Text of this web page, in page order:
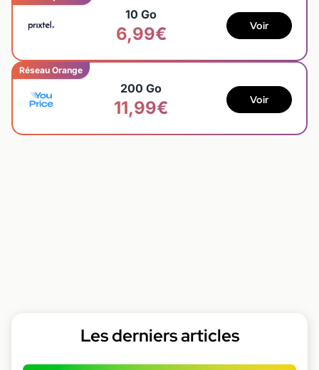
10 Go
6,99€ Voir
Réseau Orange
200 Go
11,99€ Voir
Les derniers articles